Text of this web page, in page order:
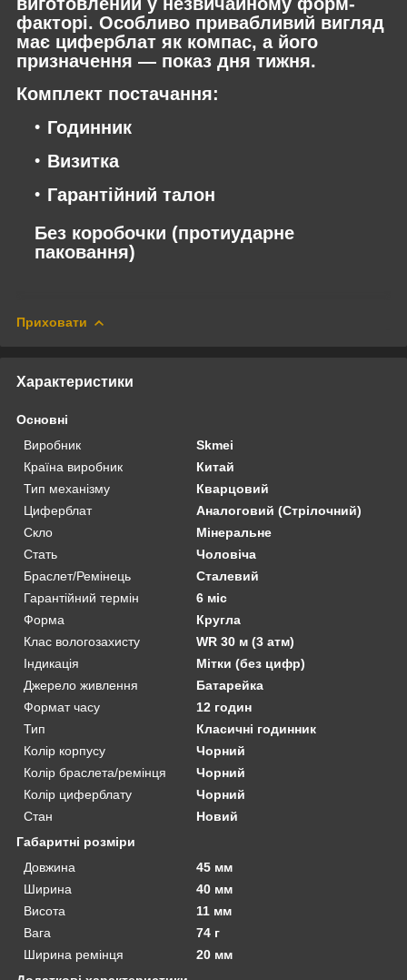
факторі. Особливо привабливий вигляд
має циферблат як компас, а його
призначення — показ дня тижня.
Комплект постачання:
Годинник
Визитка
Гарантійний талон
Без коробочки (протиударне
паковання)
Приховати
Характеристики
Основні
Виробник
Skmei
Країна виробник
Китай
Тип механізму
Кварцовий
Циферблат
Аналоговий (Стрілочний)
Скло
Мінеральне
Стать
Чоловіча
Браслет/Ремінець
Сталевий
Гарантійний термін
6 міс
Форма
Кругла
Клас вологозахисту
WR 30 м (3 атм)
Індикація
Мітки (без цифр)
Джерело живлення
Батарейка
Формат часу
12 годин
Тип
Класичні годинник
Колір корпусу
Чорний
Колір браслета/ремінця
Чорний
Колір циферблату
Чорний
Стан
Новий
Габаритні розміри
Довжина
45 мм
Ширина
40 мм
Висота
11 мм
Вага
74 г
Ширина ремінця
20 мм